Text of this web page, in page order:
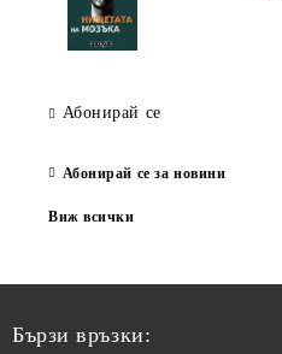
Абонирай се
Абонирай се за новини
Виж всички
Бързи връзки: